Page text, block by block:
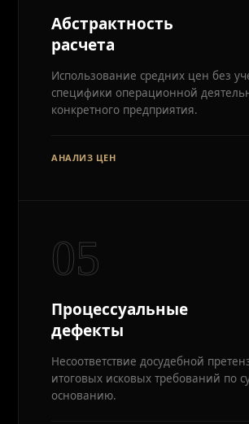
Абстрактность
расчета
Использование средних цен без
специфики операционной
конкретного предприятия.
АНАЛИЗ ЦЕН
05
Процессуальные
дефекты
Несоответствие досудебной
итоговых исковых требований по
основанию.